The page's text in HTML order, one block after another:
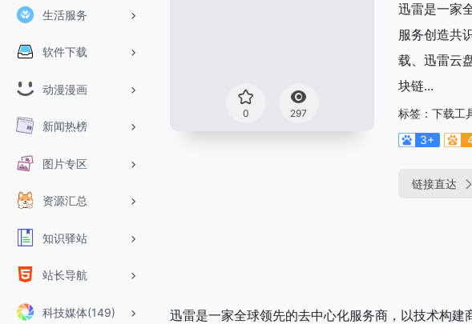
生活服务
软件下载
动漫漫画
新闻热榜
图片专区
资源汇总
知识驿站
站长导航
科技媒体(149)
0 297
迅雷是一家
服务创造共
载、迅雷云
块链...
标签： 下载工
3+
链接直达
迅雷是一家全球领先的去中心化服务商，以技术构